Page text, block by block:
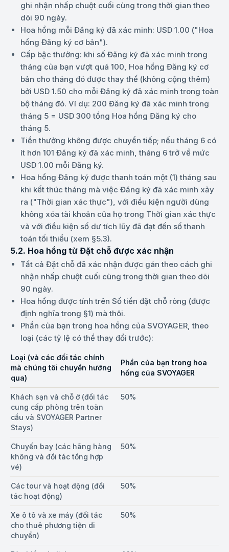
ghi nhận nhấp chuột cuối cùng trong thời gian theo
dõi 90 ngày.
Hoa hồng mỗi Đăng ký đã xác minh: USD 1.00 ("Hoa
hồng Đăng ký cơ bản").
Cấp bậc thưởng: khi số Đăng ký đã xác minh trong
tháng của bạn vượt quá 100, Hoa hồng Đăng ký cơ
bản cho tháng đó được thay thế (không cộng thêm)
bởi USD 1.50 cho mỗi Đăng ký đã xác minh trong toàn
bộ tháng đó. Ví dụ: 200 Đăng ký đã xác minh trong
tháng 5 = USD 300 tổng Hoa hồng Đăng ký cho
tháng 5.
Tiền thưởng không được chuyển tiếp; nếu tháng 6 có
ít hơn 101 Đăng ký đã xác minh, tháng 6 trở về mức
USD 1.00 mỗi Đăng ký.
Hoa hồng Đăng ký được thanh toán một (1) tháng sau
khi kết thúc tháng mà việc Đăng ký đã xác minh xảy
ra ("Thời gian xác thực"), với điều kiện người dùng
không xóa tài khoản của họ trong Thời gian xác thực
và với điều kiện số dư tích lũy đã đạt đến số thanh
toán tối thiểu (xem §5.3).
5.2. Hoa hồng từ Đặt chỗ được xác nhận
Tất cả Đặt chỗ đã xác nhận được gán theo cách ghi
nhận nhấp chuột cuối cùng trong thời gian theo dõi
90 ngày.
Hoa hồng được tính trên Số tiền đặt chỗ ròng (được
định nghĩa trong §1) mà thôi.
Phần của bạn trong hoa hồng của SVOYAGER, theo
loại (các tỷ lệ có thể thay đổi trước):
Loại (và các đối tác chính
mà chúng tôi chuyển hướng
qua)
Phần của bạn trong hoa
hồng của SVOYAGER
Khách sạn và chỗ ở (đối tác
cung cấp phòng trên toàn
cầu và SVOYAGER Partner
Stays)
50%
Chuyến bay (các hãng hàng
không và đối tác tổng hợp
vé)
50%
Các tour và hoạt động (đối
tác hoạt động)
50%
Xe ô tô và xe máy (đối tác
cho thuê phương tiện di
chuyển)
50%